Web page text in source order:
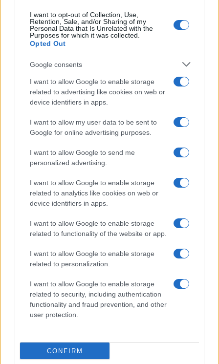
I want to opt-out of Collection, Use,
Retention, Sale, and/or Sharing of my
Personal Data that Is Unrelated with the
Purposes for which it was collected.
Opted Out
Google consents
I want to allow Google to enable storage
related to advertising like cookies on web or
device identifiers in apps.
I want to allow my user data to be sent to
Google for online advertising purposes.
I want to allow Google to send me
personalized advertising.
I want to allow Google to enable storage
related to analytics like cookies on web or
device identifiers in apps.
I want to allow Google to enable storage
related to functionality of the website or app.
I want to allow Google to enable storage
related to personalization.
I want to allow Google to enable storage
related to security, including authentication
functionality and fraud prevention, and other
user protection.
CONFIRM
Nessuno presidia l’omogeneità del giudizio e
questo traligna in arbitrio, con l’albagia dichi
scambia l’indulgenza per generosità
pedagogica. Così il diploma cessa di attestare un
livello e certifica per paradosso, la latitudine in cui
lo si è conseguito.
La sperequazione
Qui la difformità cessa di essere accademica. Il
dischiudono l’Albo Nazionale delle Eccellenze, gli
esoneri dalle tasse universitarie, le borse di
valutato con severità paga due volte: perde il
riconoscimento e finanzia, con il proprio rigore, la
munificenza altrui.Lo studente scrupoloso del
Nord, fermato a un 98 misurato col bilancino,
resta a mani vuote
; il coetaneo gratificato da
una commissione prodiga incassa bonus e
precedenze. E quei benefici non piovono dal cielo:
attingono a fondi contingentati, per cui il
negato di un altro. La meritocrazia, invocata come
totem, viene capovolta nel suo contrario: